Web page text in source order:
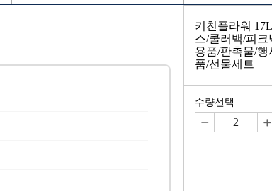
키친플라워
스/쿨러백/피크
용품/판촉물/행
품/선물세트
수량선택